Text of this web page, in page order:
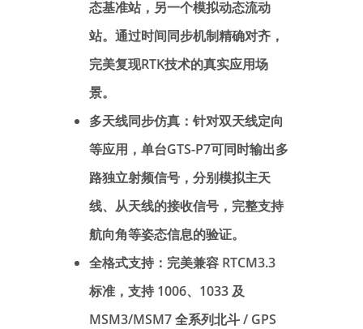
态基准站，另一个模拟动态流动
站。通过时间同步机制精确对齐，
完美复现RTK技术的真实应用场
景。
多天线同步仿真：针对双天线定向
等应用，单台GTS-P7可同时输出多
路独立射频信号，分别模拟主天
线、从天线的接收信号，完整支持
航向角等姿态信息的验证。
全格式支持：完美兼容 RTCM3.3
标准，支持 1006、1033 及
MSM3/MSM7 全系列北斗 / GPS